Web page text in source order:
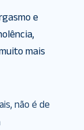
e
mais
não é de